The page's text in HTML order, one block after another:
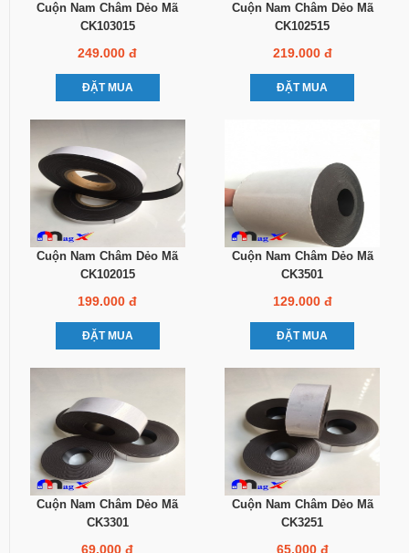
Cuộn Nam Châm Dẻo Mã
CK103015
249.000 đ
ĐẶT MUA
Cuộn Nam Châm Dẻo Mã
CK102515
219.000 đ
ĐẶT MUA
Cuộn Nam Châm Dẻo Mã
CK102015
199.000 đ
ĐẶT MUA
Cuộn Nam Châm Dẻo Mã
CK3501
129.000 đ
ĐẶT MUA
Cuộn Nam Châm Dẻo Mã
CK3301
69.000 đ
Cuộn Nam Châm Dẻo Mã
CK3251
65.000 đ